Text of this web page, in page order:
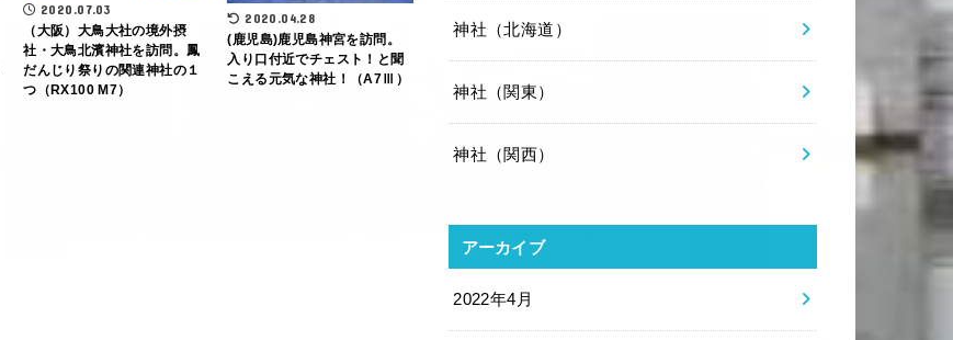
2020.07.03
（大阪）大鳥大社の境外摂
社・大鳥北濱神社を訪問。鳳
だんじり祭りの関連神社の１
つ（RX100 M7）
2020.04.28
(鹿児島)鹿児島神宮を訪問。
入り口付近でチェスト！と聞
こえる元気な神社！（A7Ⅲ）
神社（北海道）
神社（関東）
神社（関西）
アーカイブ
2022年4月